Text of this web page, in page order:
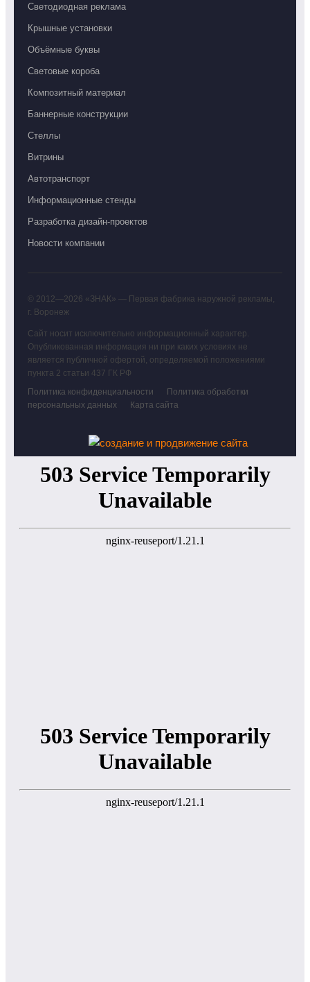
Светодиодная реклама
Крышные установки
Объёмные буквы
Световые короба
Композитный материал
Баннерные конструкции
Стеллы
Витрины
Автотранспорт
Информационные стенды
Разработка дизайн-проектов
Новости компании
© 2012—2026 «ЗНАК» — Первая фабрика наружной рекламы,
г. Воронеж
Сайт носит исключительно информационный характер.
Опубликованная информация ни при каких условиях не
является публичной офертой, определяемой положениями
пункта 2 статьи 437 ГК РФ
Политика конфиденциальности
Политика обработки
персональных данных
Карта сайта